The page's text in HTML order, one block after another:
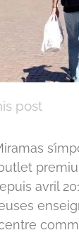
post
avril